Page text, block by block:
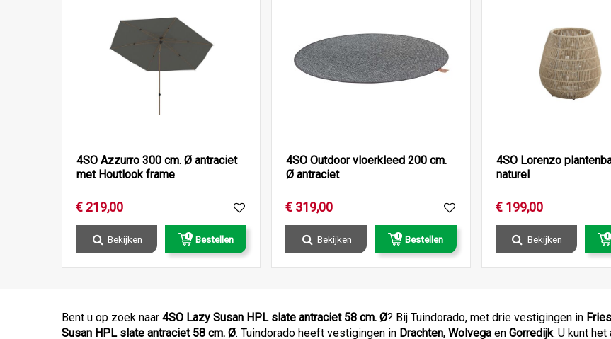
4SO Azzurro 300 cm. Ø antraciet
met Houtlook frame
€ 219,00
Bekijken Bestellen
4SO Outdoor vloerkleed 200 cm.
Ø antraciet
€ 319,00
Bekijken Bestellen
4SO Lorenzo
naturel
€ 199,00
Bekijken
Bent u op zoek naar 4SO Lazy Susan HPL slate antraciet 58 cm. Ø? Bij Tuindorado, met drie vestigingen in
Susan HPL slate antraciet 58 cm. Ø. Tuindorado heeft vestigingen in Drachten, Wolvega en Gorredijk. U kunt